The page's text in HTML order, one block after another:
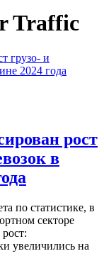
Traffic
рост
в
по статистике, в
секторе
увеличились на